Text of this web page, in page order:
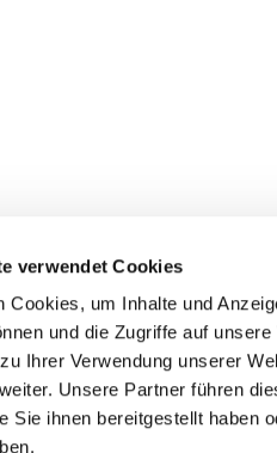
verwendet Cookies
Cookies, um Inhalte und
und die Zugriffe auf
Ihrer Verwendung unserer
Unsere Partner führen
Sie ihnen bereitgestellt haben